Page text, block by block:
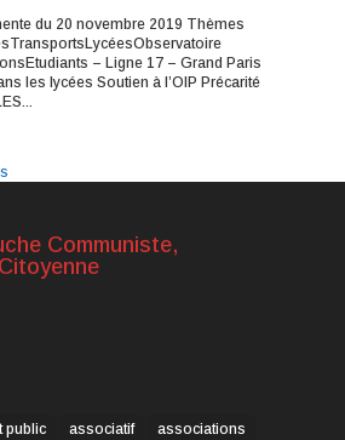
du 20 novembre 2019 Thèmes
– Ligne 17 – Grand Paris
les lycées Soutien à l’OIP Précarité
Communiste,
public associatif
associations